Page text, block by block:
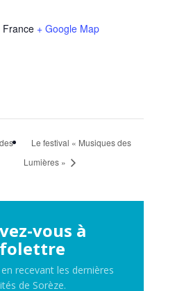
France + Google Map
Le festival « Musiques des
Lumières »
vous à
recevant les dernières
de Sorèze.